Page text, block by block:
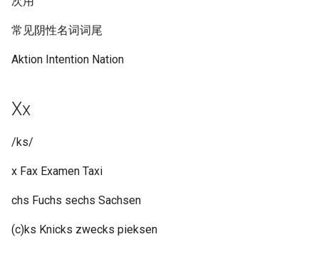
常见阴性名词词尾
Aktion Intention Nation
Xx
/ks/
x Fax Examen Taxi
chs Fuchs sechs Sachsen
(c)ks Knicks zwecks pieksen